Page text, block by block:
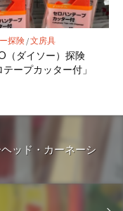
探険/文房具
（ダイソー）探険
テープカッター付」
ッド・カーネーシ